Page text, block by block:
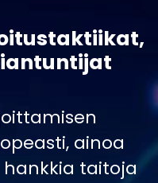
ainoa
taitoja